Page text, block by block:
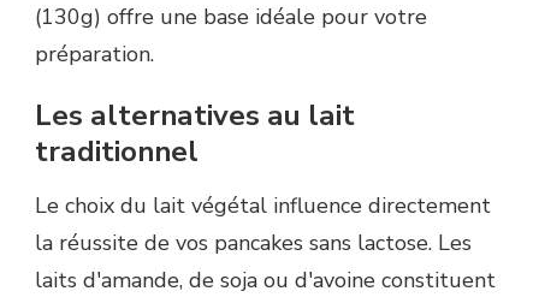
(130g) offre une base idéale pour votre
préparation.
Les alternatives au lait
traditionnel
Le choix du lait végétal influence directement
la réussite de vos pancakes sans lactose. Les
laits d'amande, de soja ou d'avoine constituent